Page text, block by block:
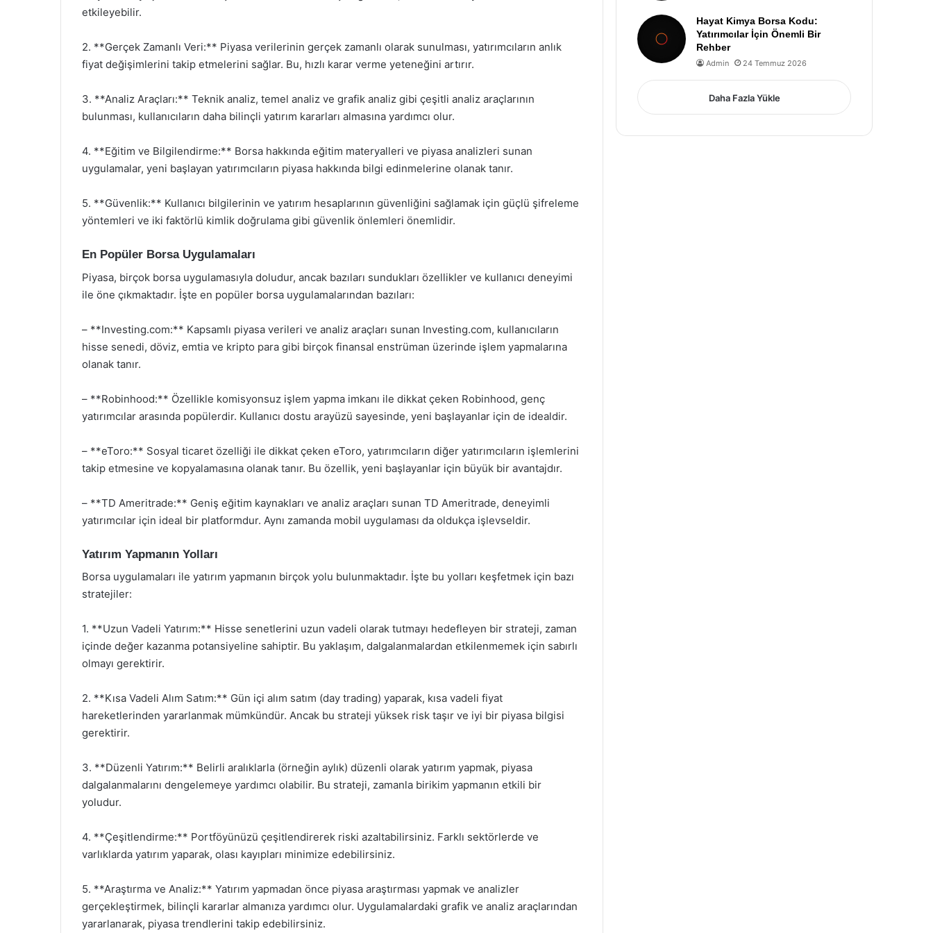
etkileyebilir.
2. **Gerçek Zamanlı Veri:** Piyasa verilerinin gerçek zamanlı olarak sunulması, yatırımcıların anlık
fiyat değişimlerini takip etmelerini sağlar. Bu, hızlı karar verme yeteneğini artırır.
3. **Analiz Araçları:** Teknik analiz, temel analiz ve grafik analiz gibi çeşitli analiz araçlarının
bulunması, kullanıcıların daha bilinçli yatırım kararları almasına yardımcı olur.
4. **Eğitim ve Bilgilendirme:** Borsa hakkında eğitim materyalleri ve piyasa analizleri sunan
uygulamalar, yeni başlayan yatırımcıların piyasa hakkında bilgi edinmelerine olanak tanır.
5. **Güvenlik:** Kullanıcı bilgilerinin ve yatırım hesaplarının güvenliğini sağlamak için güçlü şifreleme
yöntemleri ve iki faktörlü kimlik doğrulama gibi güvenlik önlemleri önemlidir.
En Popüler Borsa Uygulamaları
Piyasa, birçok borsa uygulamasıyla doludur, ancak bazıları sundukları özellikler ve kullanıcı deneyimi
ile öne çıkmaktadır. İşte en popüler borsa uygulamalarından bazıları:
– **Investing.com:** Kapsamlı piyasa verileri ve analiz araçları sunan Investing.com, kullanıcıların
hisse senedi, döviz, emtia ve kripto para gibi birçok finansal enstrüman üzerinde işlem yapmalarına
olanak tanır.
– **Robinhood:** Özellikle komisyonsuz işlem yapma imkanı ile dikkat çeken Robinhood, genç
yatırımcılar arasında popülerdir. Kullanıcı dostu arayüzü sayesinde, yeni başlayanlar için de idealdir.
– **eToro:** Sosyal ticaret özelliği ile dikkat çeken eToro, yatırımcıların diğer yatırımcıların işlemlerini
takip etmesine ve kopyalamasına olanak tanır. Bu özellik, yeni başlayanlar için büyük bir avantajdır.
– **TD Ameritrade:** Geniş eğitim kaynakları ve analiz araçları sunan TD Ameritrade, deneyimli
yatırımcılar için ideal bir platformdur. Aynı zamanda mobil uygulaması da oldukça işlevseldir.
Yatırım Yapmanın Yolları
Borsa uygulamaları ile yatırım yapmanın birçok yolu bulunmaktadır. İşte bu yolları keşfetmek için bazı
stratejiler:
1. **Uzun Vadeli Yatırım:** Hisse senetlerini uzun vadeli olarak tutmayı hedefleyen bir strateji, zaman
içinde değer kazanma potansiyeline sahiptir. Bu yaklaşım, dalgalanmalardan etkilenmemek için sabırlı
olmayı gerektirir.
2. **Kısa Vadeli Alım Satım:** Gün içi alım satım (day trading) yaparak, kısa vadeli fiyat
hareketlerinden yararlanmak mümkündür. Ancak bu strateji yüksek risk taşır ve iyi bir piyasa bilgisi
gerektirir.
3. **Düzenli Yatırım:** Belirli aralıklarla (örneğin aylık) düzenli olarak yatırım yapmak, piyasa
dalgalanmalarını dengelemeye yardımcı olabilir. Bu strateji, zamanla birikim yapmanın etkili bir
yoludur.
4. **Çeşitlendirme:** Portföyünüzü çeşitlendirerek riski azaltabilirsiniz. Farklı sektörlerde ve
varlıklarda yatırım yaparak, olası kayıpları minimize edebilirsiniz.
5. **Araştırma ve Analiz:** Yatırım yapmadan önce piyasa araştırması yapmak ve analizler
gerçekleştirmek, bilinçli kararlar almanıza yardımcı olur. Uygulamalardaki grafik ve analiz araçlarından
yararlanarak, piyasa trendlerini takip edebilirsiniz.
Hayat Kimya Borsa Kodu:
Yatırımcılar İçin Önemli Bir
Rehber
Admin 24 Temmuz 2026
Daha Fazla Yükle